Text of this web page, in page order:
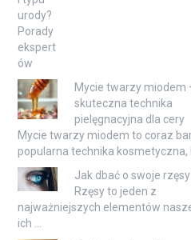
Mycie twarzy miodem
skuteczna technika
pielęgnacyjna dla cery
Mycie twarzy miodem to coraz
popularna technika kosmetyczna,
Jak dbać o swoje
Rzęsy to jeden z
najważniejszych elementów
ich …